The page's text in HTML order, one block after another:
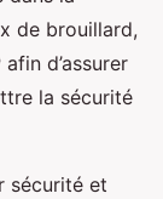
de brouillard,
d’assurer
la sécurité
sécurité et